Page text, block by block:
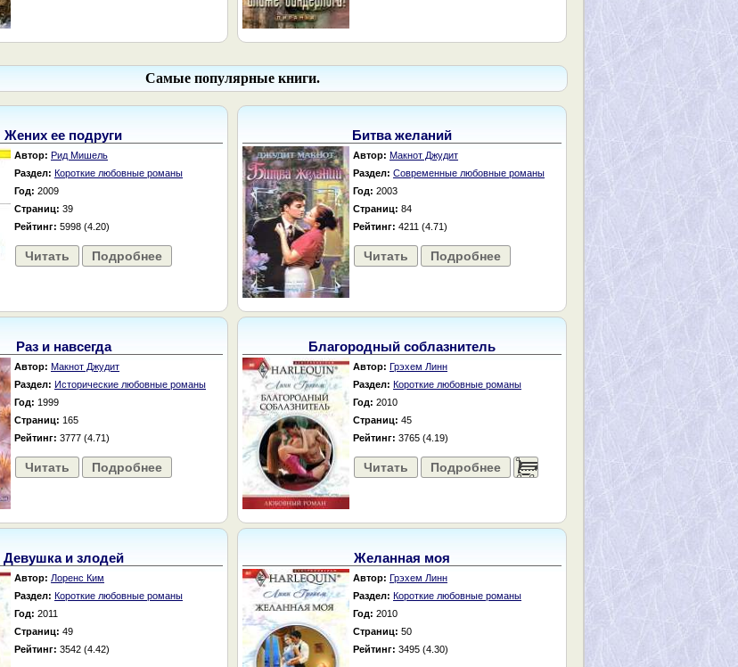
Самые популярные книги.
Жених ее подруги
Автор: Рид Мишель
Раздел: Короткие любовные романы
Год: 2009
Страниц: 39
Рейтинг: 5998 (4.20)
Читать Подробнее
Битва желаний
Автор: Макнот Джудит
Раздел: Современные любовные романы
Год: 2003
Страниц: 84
Рейтинг: 4211 (4.71)
Читать Подробнее
Раз и навсегда
Автор: Макнот Джудит
Раздел: Исторические любовные романы
Год: 1999
Страниц: 165
Рейтинг: 3777 (4.71)
Читать Подробнее
Благородный соблазнитель
Автор: Грэхем Линн
Раздел: Короткие любовные романы
Год: 2010
Страниц: 45
Рейтинг: 3765 (4.19)
Читать Подробнее ......
Девушка и злодей
Автор: Лоренс Ким
Раздел: Короткие любовные романы
Год: 2011
Страниц: 49
Рейтинг: 3542 (4.42)
Желанная моя
Автор: Грэхем Линн
Раздел: Короткие любовные романы
Год: 2010
Страниц: 50
Рейтинг: 3495 (4.30)